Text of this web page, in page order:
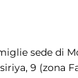
sede di
9 (zona